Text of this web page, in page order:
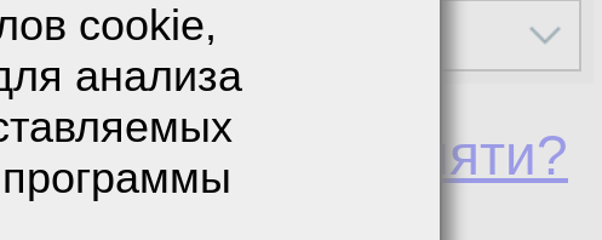
2гигабайта памяти?
cookie,
анализа